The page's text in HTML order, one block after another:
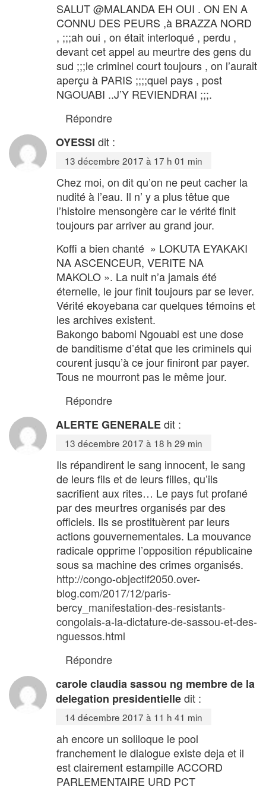
SALUT @MALANDA EH OUI . ON EN A
CONNU DES PEURS ,à BRAZZA NORD
, ;;;ah oui , on était interloqué , perdu ,
devant cet appel au meurtre des gens du
sud ;;;le criminel court toujours , on l’aurait
aperçu à PARIS ;;;;quel pays , post
NGOUABI ..J’Y REVIENDRAI ;;;.
Répondre
OYESSI dit :
13 décembre 2017 à 17 h 01 min
Chez moi, on dit qu’on ne peut cacher la
nudité à l’eau. Il n’ y a plus têtue que
l’histoire mensongère car le vérité finit
toujours par arriver au grand jour.
Koffi a bien chanté » LOKUTA EYAKAKI
NA ASCENCEUR, VERITE NA
MAKOLO ». La nuit n’a jamais été
éternelle, le jour finit toujours par se lever.
Vérité ekoyebana car quelques témoins et
les archives existent.
Bakongo babomi Ngouabi est une dose
de banditisme d’état que les criminels qui
courent jusqu’à ce jour finiront par payer.
Tous ne mourront pas le même jour.
Répondre
ALERTE GENERALEdit :
13 décembre 2017 à 18 h 29 min
Ils répandirent le sang innocent, le sang
de leurs fils et de leurs filles, qu’ils
sacrifient aux rites… Le pays fut profané
par des meurtres organisés par des
officiels. Ils se prostituèrent par leurs
actions gouvernementales. La mouvance
radicale opprime l’opposition républicaine
sous sa machine des crimes organisés.
http://congo-objectif2050.over-
blog.com/2017/12/paris-
bercy_manifestation-des-resistants-
congolais-a-la-dictature-de-sassou-et-des-
nguessos.html
Répondre
carole claudia sassou ng membre de la
delegation presidentielledit :
14 décembre 2017 à 11 h 41 min
ah encore un soliloque le pool
franchement le dialogue existe deja et il
est clairement estampille ACCORD
PARLEMENTAIRE URD PCT